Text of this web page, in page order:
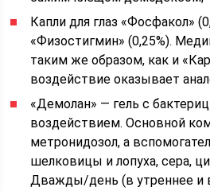
Капли для глаз «Фосфакол»
«Физостигмин» (0,25%).
таким же образом, как и
воздействие оказывает
«Демолан» — гель с
воздействием. Основной
метронидозол, а
шелковицы и лопуха, сера,
Дважды/день (в утреннее и